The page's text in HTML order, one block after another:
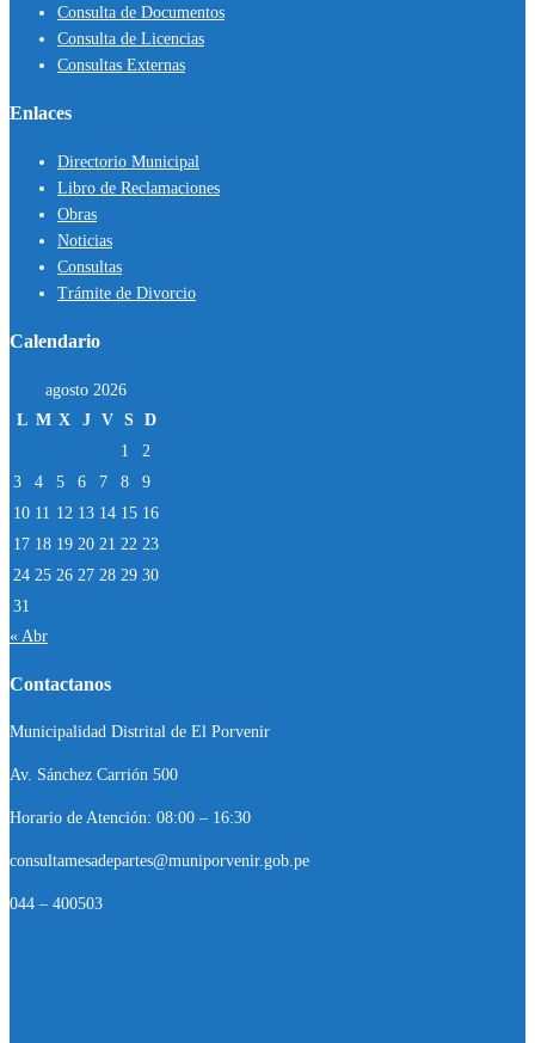
Consulta de Documentos
Consulta de Licencias
Consultas Externas
Enlaces
Directorio Municipal
Libro de Reclamaciones
Obras
Noticias
Consultas
Trámite de Divorcio
Calendario
agosto 2026
L M X J V S D
1
2
3
4 5 6 7 8
9
10 11 12 13 14 15 16
17 18 19 20 21 22 23
24 25 26 27 28 29 30
31
« Abr
Contactanos
Municipalidad Distrital de El Porvenir
Av. Sánchez Carrión 500
Horario de Atención: 08:00 – 16:30
consultamesadepartes@muniporvenir.gob.pe
044 – 400503